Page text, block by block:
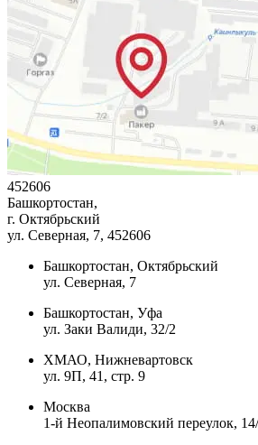
452606
Башкортостан,
г. Октябрьский
ул. Северная, 7, 452606
Башкортостан, Октябрьский
ул. Северная, 7
Башкортостан, Уфа
ул. Заки Валиди, 32/2
ХМАО, Нижневартовск
ул. 9П, 41, стр. 9
Москва
1-й Неопалимовский переулок,